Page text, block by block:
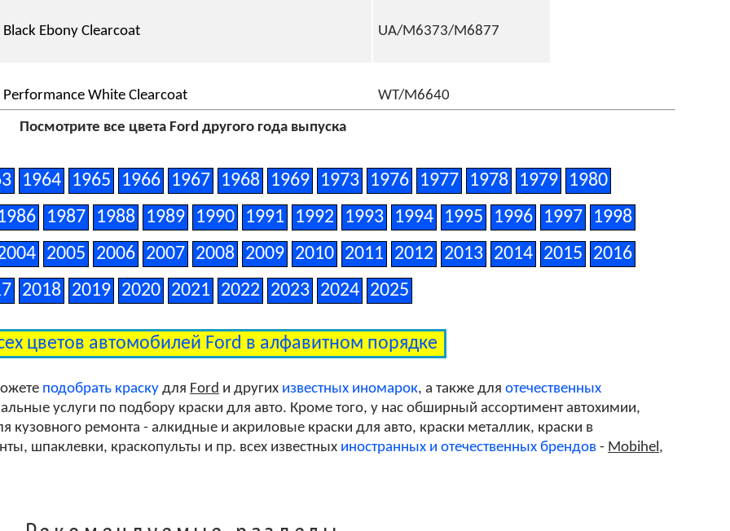
Black Ebony Clearcoat UA/M6373/M6877
Performance White Clearcoat WT/M6640
Medium Parchment (Interior) FA812OI
Посмотрите все цвета Ford другого года выпуска
1964 1965 1966 1967 1968 1969 1973 1976 1977 1978 1979
1980
1987 1988 1989 1990 1991 1992 1993 1994 1995 1996 1997
1998
2005 2006 2007 2008 2009 2010 2011 2012 2013 2014 2015
2016
2018 2019 2020 2021 2022 2023 2024 2025
цветов автомобилей Ford в алфавитном порядке
подобрать краскудля Ford и других известных иномарок, а также для отечественных
услуги по подбору краски для авто. Кроме того, у нас обширный ассортимент автохимии,
кузовного ремонта - алкидные и акриловые краски для авто, краски металлик, краски в
шпаклевки, краскопульты и пр. всех известных иностранных и отечественных брендов- Mobihel,